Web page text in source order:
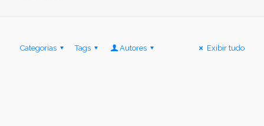
Categorias Tags Autores Exibir tudo